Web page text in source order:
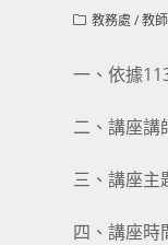
Post教務處 /教
一、依據
二、講座講
三、講座主
四、講座時